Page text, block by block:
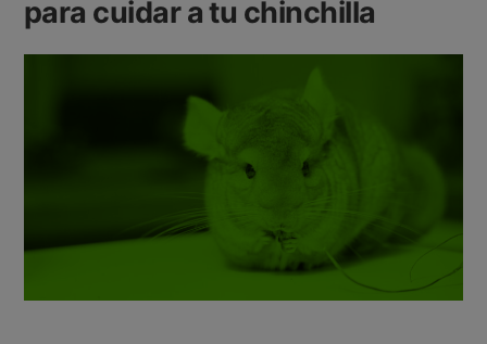
para cuidar a tu chinchilla